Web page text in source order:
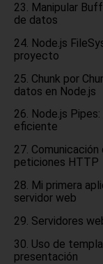
Manipular
de datos
Node.js
proyecto
Chunk por
datos en Node.js
Node.js
eficiente
peticiones HTTP
Mi primera
servidor web
Servidores
Uso de
presentación